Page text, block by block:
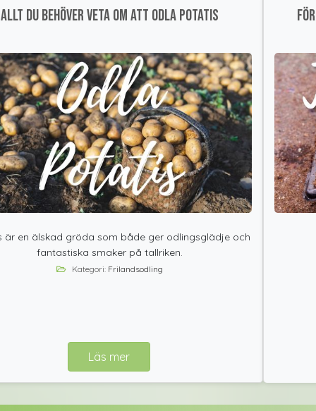
Allt du behöver veta om att odla potatis
är en älskad gröda som både ger odlingsglädje och
fantastiska smaker på tallriken.
Kategori: Frilandsodling
Läs mer